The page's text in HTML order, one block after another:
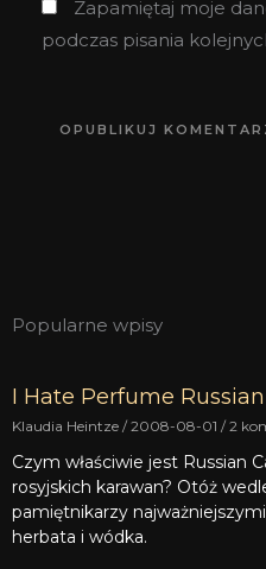
Zapamiętaj moje
podczas pisania
Popularne wpisy
I Hate Perfume
Klaudia Heintze 2008-08-01 2
Czym właściwie jest Russian
rosyjskich karawan? Otóż
pamiętnikarzy
herbata i wódka.